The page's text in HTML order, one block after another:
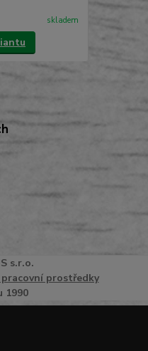
skladem
698 Kč
Ss.r.o.
prostředky
1990